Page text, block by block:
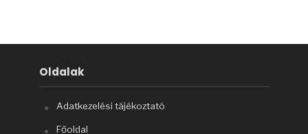
Oldalak
Adatkezelési tájékoztató
Főoldal